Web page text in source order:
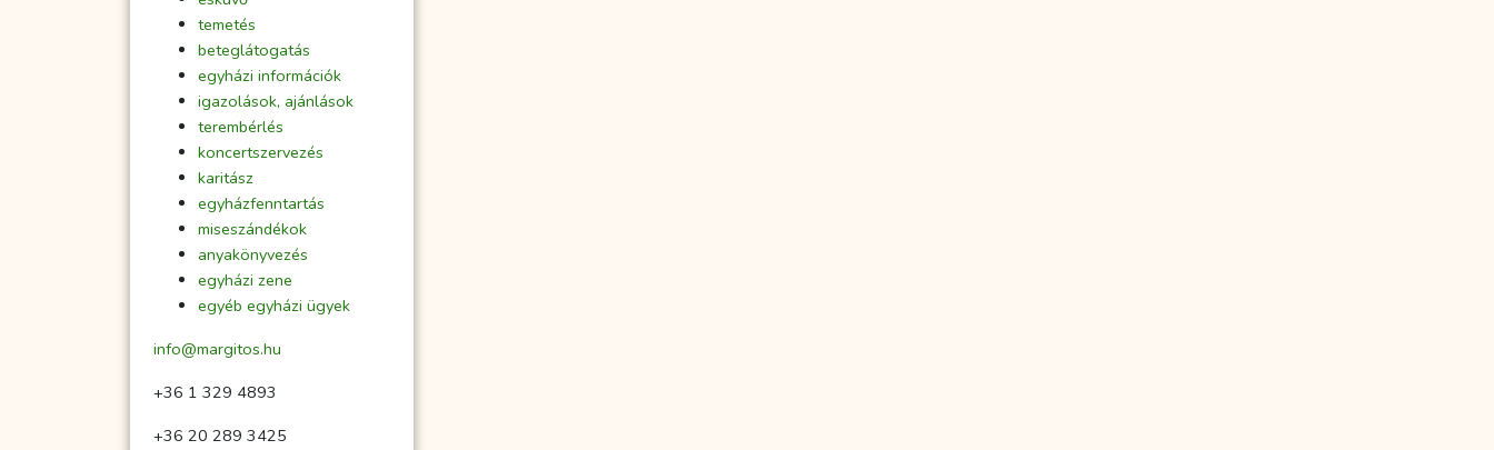
temetés
beteglátogatás
egyházi információk
igazolások, ajánlások
terembérlés
koncertszervezés
karitász
egyházfenntartás
miseszándékok
anyakönyvezés
egyházi zene
egyéb egyházi ügyek
info@margitos.hu
+36 1 329 4893
+36 20 289 3425